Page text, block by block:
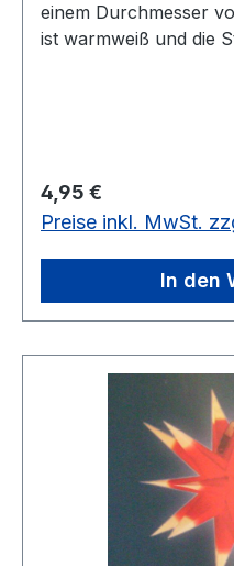
einem Durchmesser
ist warmweiß und die
Regulärer Preis:
4,95 €
Preise inkl. MwSt.
In den